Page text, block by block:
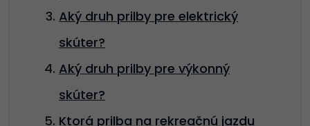
Aký druh prilby pre elektrický
skúter?
Aký druh prilby pre výkonný
skúter?
Ktorá prilba na rekreačnú jazdu